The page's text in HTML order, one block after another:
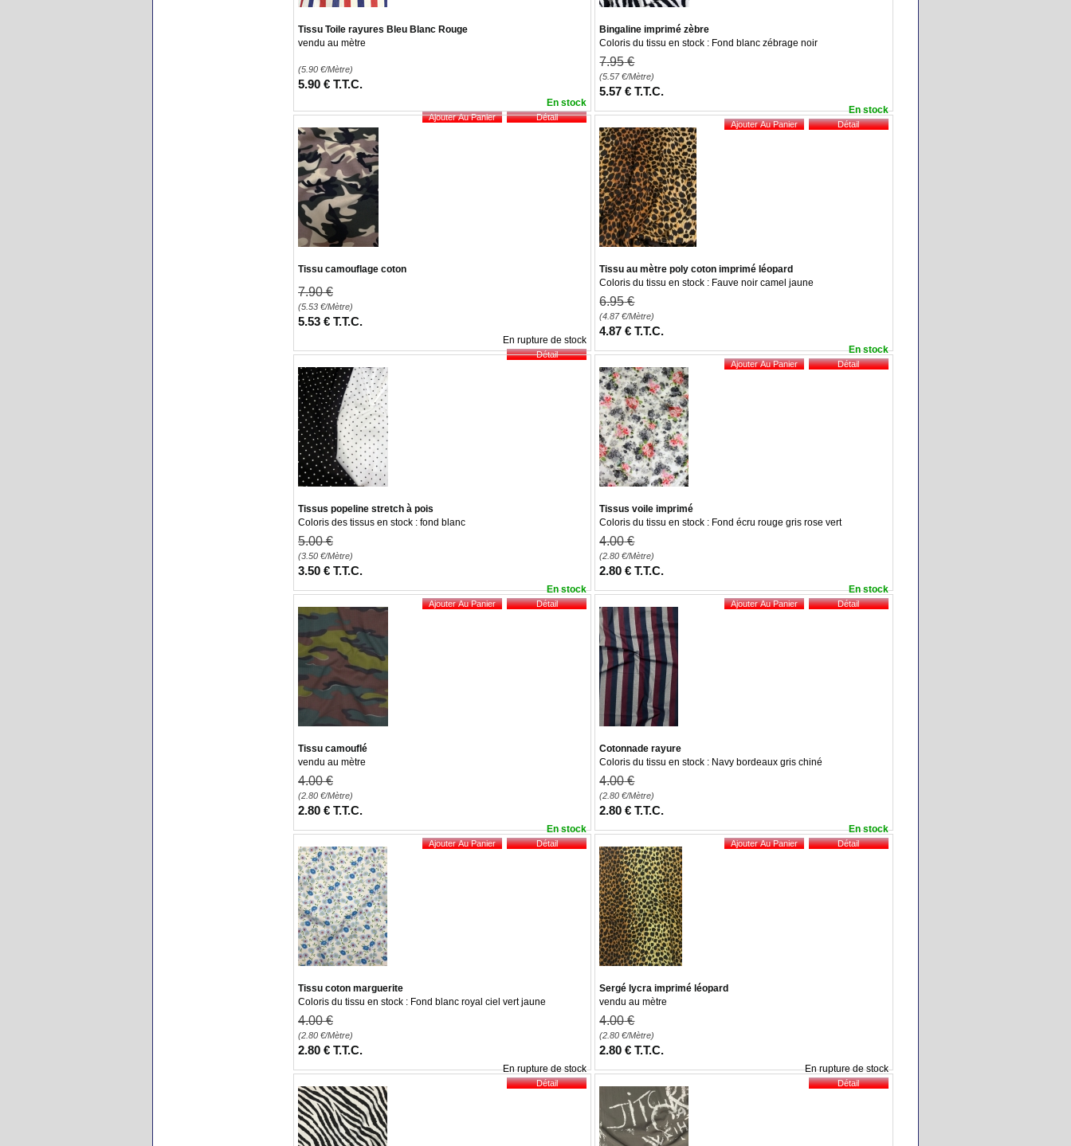
Tissu Toile rayures Bleu Blanc Rouge
vendu au mètre
(5.90 €/Mètre)
5.90 € T.T.C.
En stock
Bingaline imprimé zèbre
Coloris du tissu en stock : Fond blanc zébrage noir
7.95 €
(5.57€/Mètre)
5.57 € T.T.C.
En stock
Tissu camouflage coton
7.90 €
(5.53 €/Mètre)
5.53 € T.T.C.
En rupture de stock
Tissu au mètre poly coton imprimé léopard
Coloris du tissu en stock : Fauve noir camel jaune
6.95 €
(4.87€/Mètre)
4.87 € T.T.C.
En stock
Tissus popeline stretch à pois
Coloris des tissus en stock : fond blanc
5.00 €
(3.50 €/Mètre)
3.50 € T.T.C.
En stock
Tissus voile imprimé
Coloris du tissu en stock : Fond écru rouge gris rose vert
4.00 €
(2.80€/Mètre)
2.80 € T.T.C.
En stock
Tissu camouflé
vendu au mètre
4.00 €
(2.80 €/Mètre)
2.80 € T.T.C.
En stock
Cotonnade rayure
Coloris du tissu en stock : Navy bordeaux gris chiné
4.00 €
(2.80€/Mètre)
2.80 € T.T.C.
En stock
Tissu coton marguerite
Coloris du tissu en stock : Fond blanc royal ciel vert jaune
4.00 €
(2.80 €/Mètre)
2.80 € T.T.C.
En rupture de stock
Sergé lycra imprimé léopard
vendu au mètre
4.00 €
(2.80€/Mètre)
2.80 € T.T.C.
En rupture de stock